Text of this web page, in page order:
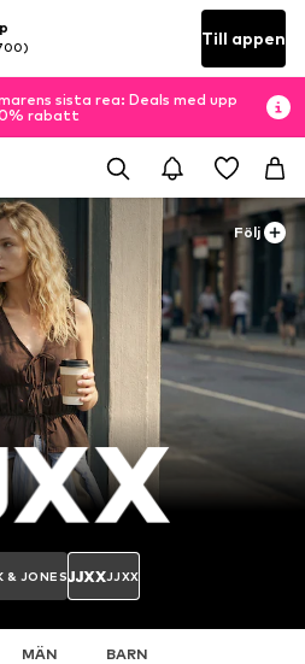
Till appen
sista rea: Deals med upp
rabatt
Följ
& JONES JJXX
MÄN BARN